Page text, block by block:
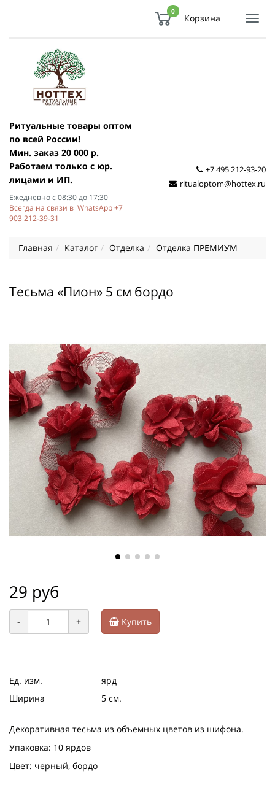
0
Корзина
Ритуальные товары оптом
по всей России!
Мин. заказ 20 000 р.
Работаем только с юр.
лицами и ИП.
Ежедневно с 08:30 до 17:30
Всегда на связи в WhatsApp +7
903 212-39-31
+7 495 212-93-20
ritualoptom@hottex.ru
Главная Каталог Отделка Отделка ПРЕМИУМ
Тесьма «Пион» 5 см бордо
29 руб
- + Купить
Ед. изм.
ярд
Ширина
5 см.
Декоративная тесьма из объемных цветов из шифона.
Упаковка: 10 ярдов
Цвет: черный, бордо